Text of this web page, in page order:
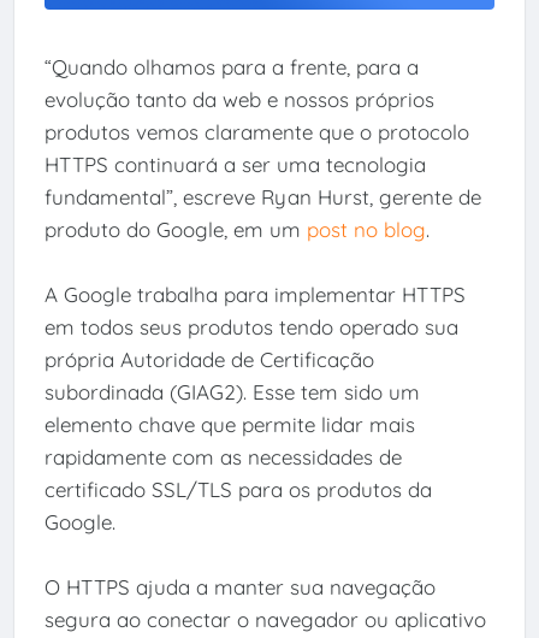
“Quando olhamos para a frente, para a
evolução tanto da web e nossos próprios
produtos vemos claramente que o protocolo
HTTPS continuará a ser uma tecnologia
fundamental”, escreve Ryan Hurst, gerente de
produto do Google, em um post no blog.
A Google trabalha para implementar HTTPS
em todos seus produtos tendo operado sua
própria Autoridade de Certificação
subordinada (GIAG2). Esse tem sido um
elemento chave que permite lidar mais
rapidamente com as necessidades de
certificado SSL/TLS para os produtos da
Google.
O HTTPS ajuda a manter sua navegação
segura ao conectar o navegador ou aplicativo